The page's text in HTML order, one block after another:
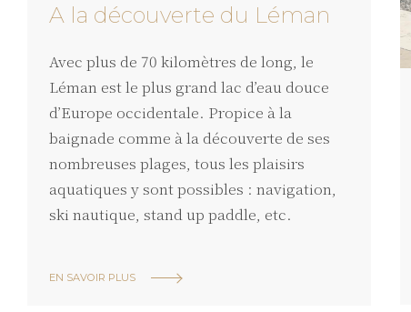
Quoi ?Un parcours
Carlos Schwabe,
Quand ?Jusqu'au 16
Où ?Musée d'art et
A la découverte du Léman
Avec plus de 70 kilomètres de long, le
Léman est le plus grand lac d’eau douce
d’Europe occidentale. Propice à la
baignade comme à la découverte de ses
nombreuses plages, tous les plaisirs
aquatiques y sont possibles : navigation,
ski nautique, stand up paddle, etc.
EN SAVOIR PLUS